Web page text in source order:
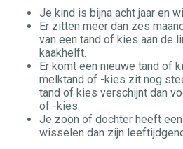
Je kind is bijna acht jaar en
Er zitten meer dan zes
van een tand of kies aan de
kaakhelft.
Er komt een nieuwe tand of
melktand of -kies zit nog
tand of kies verschijnt dan
of -kies.
Je zoon of dochter heeft
wisselen dan zijn